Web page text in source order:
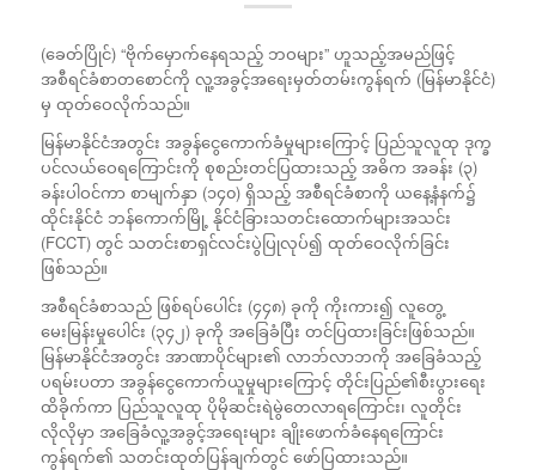
(ခေတ်ပြိုင်) “ဗိုက်မှောက်နေရသည့် ဘဝများ” ဟူသည့်အမည်ဖြင့်
အစီရင်ခံစာတစောင်ကို လူ့အခွင့်အရေးမှတ်တမ်းကွန်ရက် (မြန်မာနိုင်ငံ)
မှ ထုတ်ဝေလိုက်သည်။
မြန်မာနိုင်ငံအတွင်း အခွန်ငွေကောက်ခံမှုများကြောင့် ပြည်သူလူထု ဒုက္ခ
ပင်လယ်ဝေရကြောင်းကို စုစည်းတင်ပြထားသည့် အဓိက အခန်း (၃)
ခန်းပါဝင်ကာ စာမျက်နှာ (၁၄၀) ရှိသည့် အစီရင်ခံစာကို ယနေ့နံနက်၌
ထိုင်းနိုင်ငံ ဘန်ကောက်မြို့ နိုင်ငံခြားသတင်းထောက်များအသင်း
(FCCT) တွင် သတင်းစာရှင်လင်းပွဲပြုလုပ်၍ ထုတ်ဝေလိုက်ခြင်း
ဖြစ်သည်။
အစီရင်ခံစာသည် ဖြစ်ရပ်ပေါင်း (၄၄၈) ခုကို ကိုးကား၍ လူတွေ့
မေးမြန်းမှုပေါင်း (၃၄၂) ခုကို အခြေခံပြီး တင်ပြထားခြင်းဖြစ်သည်။
မြန်မာနိုင်ငံအတွင်း အာဏာပိုင်များ၏ လာဘ်လာဘကို အခြေခံသည့်
ပရမ်းပတာ အခွန်ငွေကောက်ယူမှုများကြောင့် တိုင်းပြည်၏စီးပွားရေး
ထိခိုက်ကာ ပြည်သူလူထု ပိုမိုဆင်းရဲမွဲတေလာရကြောင်း၊ လူတိုင်း
လိုလိုမှာ အခြေခံလူ့အခွင့်အရေးများ ချိုးဖောက်ခံနေရကြောင်း
ကွန်ရက်၏ သတင်းထုတ်ပြန်ချက်တွင် ဖော်ပြထားသည်။